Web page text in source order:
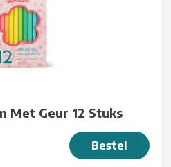
Met Geur 12 Stuks
Bestel